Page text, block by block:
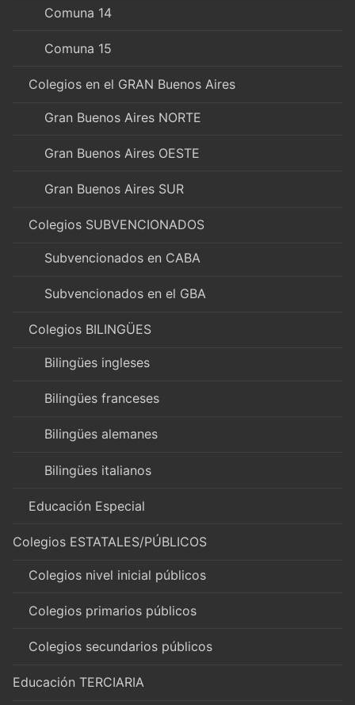
Comuna 14
Comuna 15
Colegios en el GRAN Buenos Aires
Gran Buenos Aires NORTE
Gran Buenos Aires OESTE
Gran Buenos Aires SUR
Colegios SUBVENCIONADOS
Subvencionados en CABA
Subvencionados en el GBA
Colegios BILINGÜES
Bilingües ingleses
Bilingües franceses
Bilingües alemanes
Bilingües italianos
Educación Especial
Colegios ESTATALES/PÚBLICOS
Colegios nivel inicial públicos
Colegios primarios públicos
Colegios secundarios públicos
Educación TERCIARIA